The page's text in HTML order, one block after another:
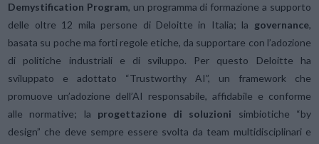
Demystification Program, un programma di formazione a supporto
delle oltre 12 mila persone di Deloitte in Italia; la governance,
basata su poche ma forti regole etiche, da supportare con l’adozione
di politiche industriali e di sviluppo. Per questo Deloitte ha
sviluppato e adottato “Trustworthy AI”, un framework che
promuove un’adozione dell’AI responsabile, affidabile e conforme
alle normative; la progettazione di soluzioni simbiotiche “by
design” che deve sempre essere svolta da team multidisciplinari e